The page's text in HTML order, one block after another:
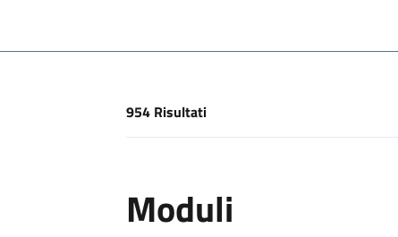
[results] Risultati
954 Risultati
Moduli